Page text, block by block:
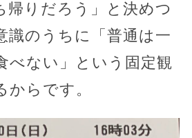
帰りだろう」と決めつ
識のうちに「普通は一
べない」という固定観
からです。